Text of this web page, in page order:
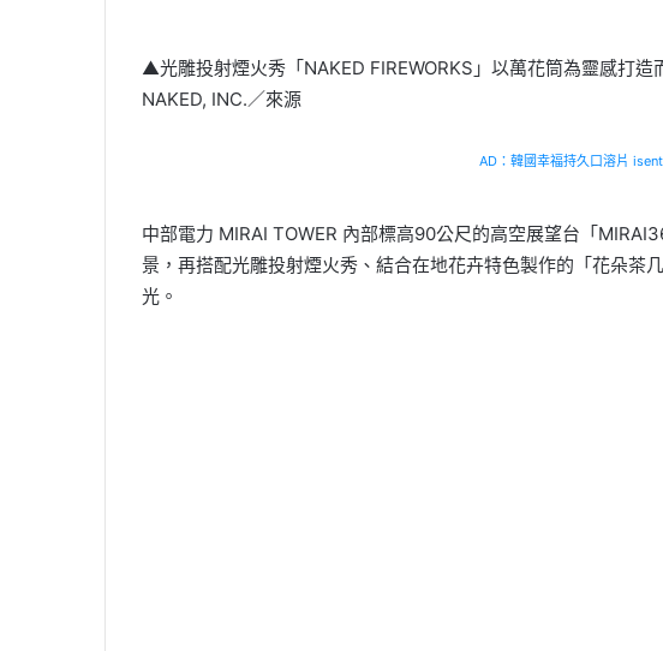
▲光雕投射煙火秀「NAKED FIREWORKS」以萬花筒為靈感打
NAKED, INC.／來源
AD：韓國幸福持久口溶片
中部電力 MIRAI TOWER 內部標高90公尺的高空展望台「
景，再搭配光雕投射煙火秀、結合在地花卉特色製作的「花朵茶
光。